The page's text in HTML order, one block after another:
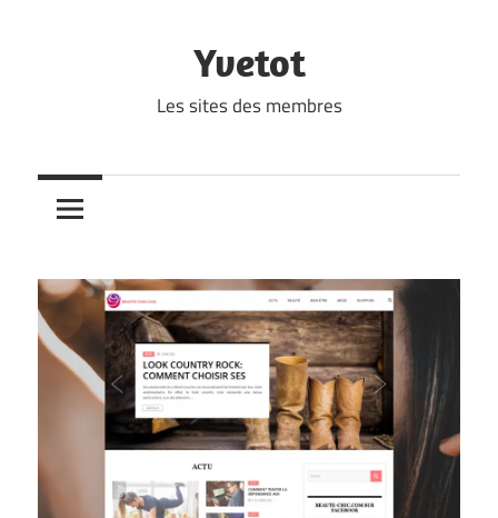
Yvetot
Les sites des membres